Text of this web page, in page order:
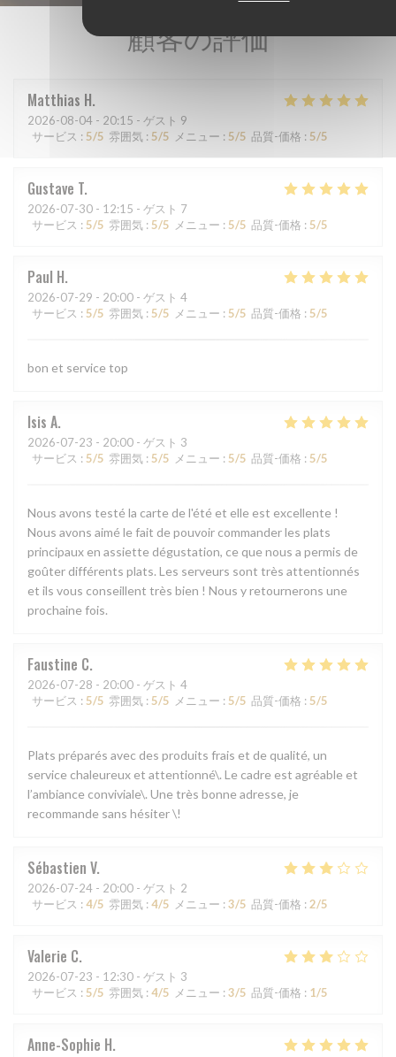
顧客の評価
Matthias H
2026-08-04 - 20:15 - ゲスト 9
サービス : 5/5 雰囲気 : 5/5 メニュー : 5/5 品質-価格 : 5/5
Gustave T
2026-07-30 - 12:15 - ゲスト 7
サービス : 5/5 雰囲気 : 5/5 メニュー : 5/5 品質-価格 : 5/5
Paul H
2026-07-29 - 20:00 - ゲスト 4
サービス : 5/5 雰囲気 : 5/5 メニュー : 5/5 品質-価格 : 5/5
bon et service top
Isis A
2026-07-23 - 20:00 - ゲスト 3
サービス : 5/5 雰囲気 : 5/5 メニュー : 5/5 品質-価格 : 5/5
Nous avons testé la carte de l'été et elle est excellente !
Nous avons aimé le fait de pouvoir commander les plats
principaux en assiette dégustation, ce que nous a permis de
goûter différents plats. Les serveurs sont très attentionnés
et ils vous conseillent très bien ! Nous y retournerons une
prochaine fois.
Faustine C
2026-07-28 - 20:00 - ゲスト 4
サービス : 5/5 雰囲気 : 5/5 メニュー : 5/5 品質-価格 : 5/5
Plats préparés avec des produits frais et de qualité, un
service chaleureux et attentionné\. Le cadre est agréable et
l’ambiance conviviale\. Une très bonne adresse, je
recommande sans hésiter \!
Sébastien V
2026-07-24 - 20:00 - ゲスト 2
サービス : 4/5 雰囲気 : 4/5 メニュー : 3/5 品質-価格 : 2/5
Valerie C
2026-07-23 - 12:30 - ゲスト 3
サービス : 5/5 雰囲気 : 4/5 メニュー : 3/5 品質-価格 : 1/5
Anne-Sophie H